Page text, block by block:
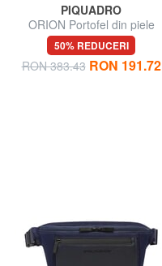
PIQUADRO
ORION Portofel din piele
reciclată și material textil
50% REDUCERI
RON 383.43 RON 191.72